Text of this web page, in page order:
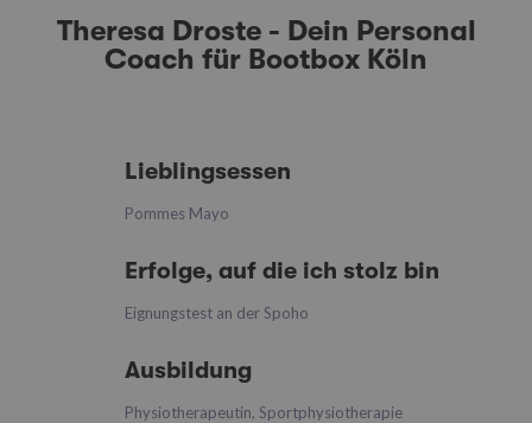
Theresa Droste - Dein Personal
Coach für Bootbox Köln
Lieblingsessen
Pommes Mayo
Erfolge, auf die ich stolz bin
Eignungstest an der Spoho
Ausbildung
Physiotherapeutin, Sportphysiotherapie